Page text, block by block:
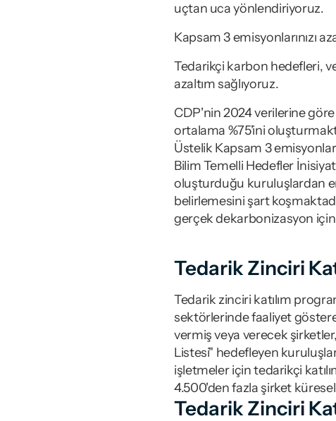
uçtan uca yönlendiriyoruz.
Kapsam 3 emisyonlarınızı
Tedarikçi karbon hedefleri,
azaltım sağlıyoruz.
CDP'nin 2024 verilerine
ortalama %75'ini
Üstelik Kapsam 3
Bilim Temelli Hedefler
oluşturduğu kuruluşlardan
belirlemesini şart
gerçek dekarbonizasyon
Tedarik Zinciri
Tedarik zinciri katılım
sektörlerinde faaliyet
vermiş veya verecek
Listesi" hedefleyen
işletmeler için tedarikçi
4.500'den fazla şirket
Tedarik Zinciri